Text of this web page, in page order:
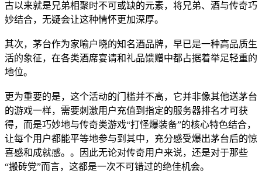
古以来就是兄弟相聚时不可或缺的元素，将兄弟、酒与传奇巧
妙结合，无疑会让这种情怀更加深厚。
其次，茅台作为家喻户晓的知名酒品牌，早已是一种高品质生
活的象征，在各类酒席宴请和礼品馈赠中都占据着举足轻重的
地位。
更为重要的是，这个活动的门槛并不高，它并非像其他送茅台
的游戏一样，需要刺激用户充值到指定的服务器排名才可获
得，而是巧妙地与传奇类游戏“打怪爆装备”的核心特色结合，
让每个用户都能平等地参与到其中，充分感受爆出茅台后的惊
喜感和成就感。。因此无论对传奇用户来说，还是对于那些
“搬砖党”而言，这都是一次不可错过的绝佳机会。